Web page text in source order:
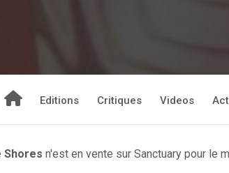
Editions Critiques Videos
Shores n'est en vente sur Sanctuary pour le